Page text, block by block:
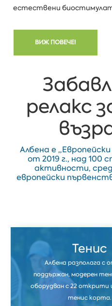
естествени
ВИЖ ПОВЕЧЕ!
релакс
Албена е
от 2019 г., над 100
активности,
европейски
Тенис
Албена разполага с
поддържан, модерен
оборудван с 22 открити
тенис корта.